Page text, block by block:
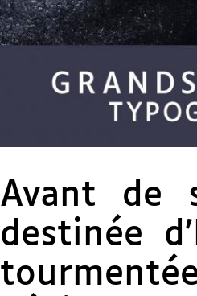
Avant de
destinée